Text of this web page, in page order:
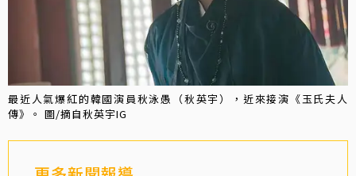
最近人氣爆紅的韓國演員秋泳愚（秋英宇），近來接演《玉氏夫人
傳》。 圖/摘自秋英宇IG